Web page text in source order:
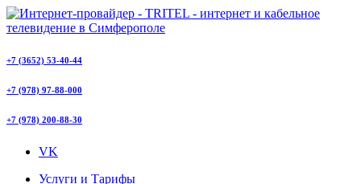
+7 (3652) 53-40-44
+7 (978) 97-88-000
+7 (978) 200-88-30
VK
Услуги и Тарифы